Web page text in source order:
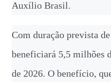
Auxílio Brasil.
Com duração prevista
beneficiará 5,5 milhões
de 2026. O benefício,